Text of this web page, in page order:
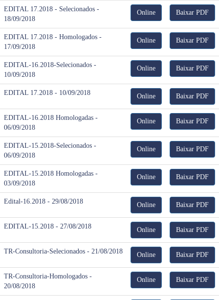
EDITAL 17.2018 - Selecionados -
18/09/2018
Online Baixar PDF
EDITAL 17.2018 - Homologados -
17/09/2018
Online Baixar PDF
EDITAL-16.2018-Selecionados -
10/09/2018
Online Baixar PDF
EDITAL 17.2018 - 10/09/2018 Online Baixar PDF
EDITAL-16.2018 Homologadas -
06/09/2018
Online Baixar PDF
EDITAL-15.2018-Selecionados -
06/09/2018
Online Baixar PDF
EDITAL-15.2018 Homologadas -
03/09/2018
Online Baixar PDF
Edital-16.2018 - 29/08/2018 Online Baixar PDF
EDITAL-15.2018 - 27/08/2018 Online Baixar PDF
TR-Consultoria-Selecionados - 21/08/2018 Online Baixar PDF
TR-Consultoria-Homologados -
20/08/2018
Online Baixar PDF